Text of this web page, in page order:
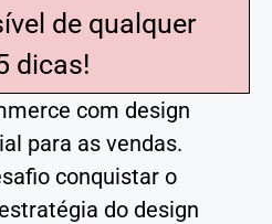
de qualquer
dicas!
com design
para as vendas.
conquistar o
do design